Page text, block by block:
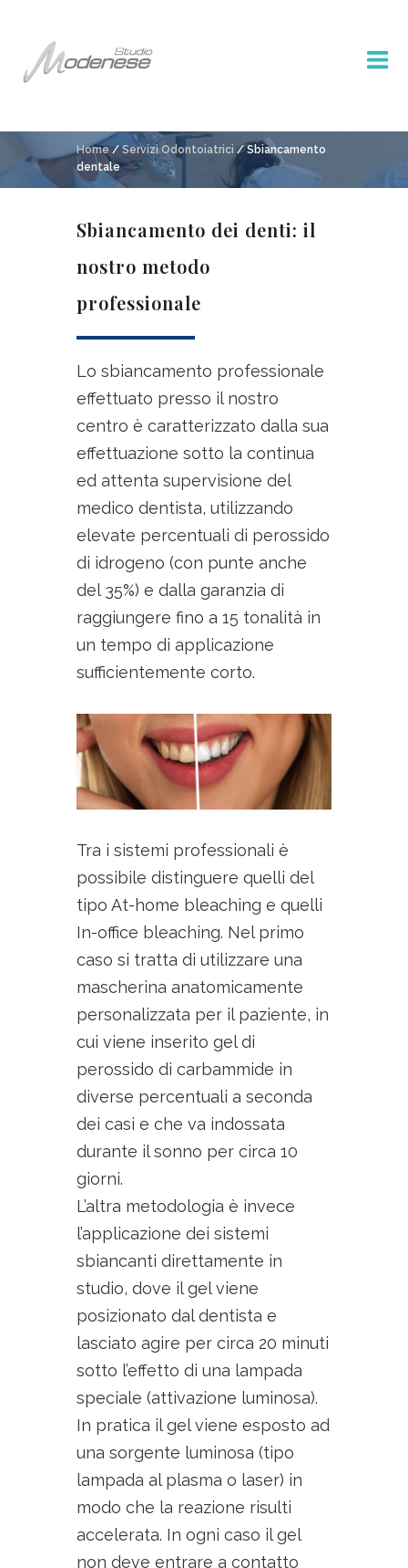
Sbiancamento dei denti: il
nostro metodo
professionale
Home/Servizi Odontoiatrici / Sbiancamento
dentale
Lo sbiancamento professionale
effettuato presso il nostro
centro è caratterizzato dalla sua
effettuazione sotto la continua
ed attenta supervisione del
medico dentista, utilizzando
elevate percentuali di perossido
di idrogeno (con punte anche
del 35%) e dalla garanzia di
raggiungere fino a 15 tonalità in
un tempo di applicazione
sufficientemente corto.
Tra i sistemi professionali è
possibile distinguere quelli del
tipo At-home bleaching e quelli
In-office bleaching. Nel primo
caso si tratta di utilizzare una
mascherina anatomicamente
personalizzata per il paziente, in
cui viene inserito gel di
perossido di carbammide in
diverse percentuali a seconda
dei casi e che va indossata
durante il sonno per circa 10
giorni.
L’altra metodologia è invece
l’applicazione dei sistemi
sbiancanti direttamente in
studio, dove il gel viene
posizionato dal dentista e
lasciato agire per circa 20 minuti
sotto l’effetto di una lampada
speciale (attivazione luminosa).
In pratica il gel viene esposto ad
una sorgente luminosa (tipo
lampada al plasma o laser) in
modo che la reazione risulti
accelerata. In ogni caso il gel
non deve entrare a contatto